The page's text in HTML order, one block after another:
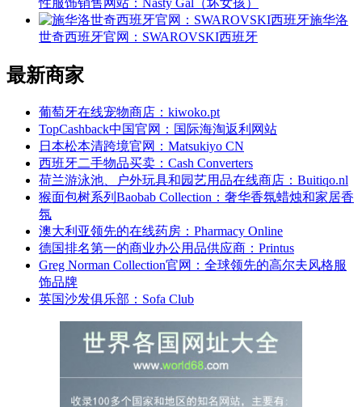
性服饰销售网站：Nasty Gal（坏女孩）
施华洛
世奇西班牙官网：SWAROVSKI西班牙
最新商家
葡萄牙在线宠物商店：kiwoko.pt
TopCashback中国官网：国际海淘返利网站
日本松本清跨境官网：Matsukiyo CN
西班牙二手物品买卖：Cash Converters
荷兰游泳池、户外玩具和园艺用品在线商店：Buitiqo.nl
猴面包树系列Baobab Collection：奢华香氛蜡烛和家居香
氛
澳大利亚领先的在线药房：Pharmacy Online
德国排名第一的商业办公用品供应商：Printus
Greg Norman Collection官网：全球领先的高尔夫风格服
饰品牌
英国沙发俱乐部：Sofa Club